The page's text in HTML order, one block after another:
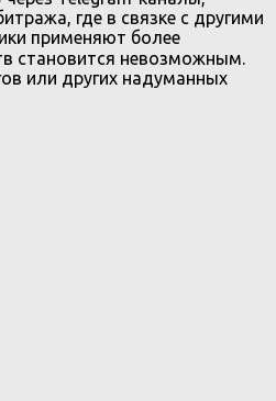
где в связке с другими
применяют более
становится невозможным.
или других надуманных